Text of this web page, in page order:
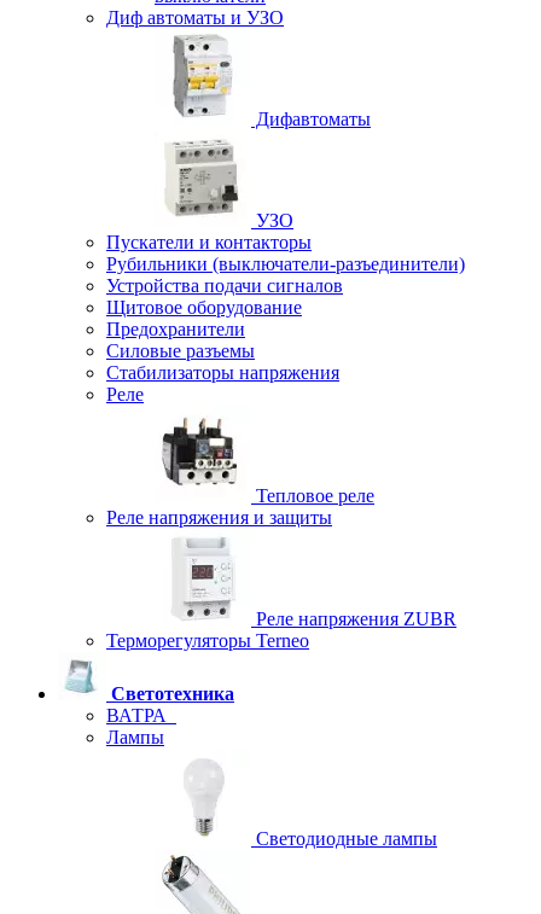
Диф автоматы и УЗО
Дифавтоматы
УЗО
Пускатели и контакторы
Рубильники (выключатели-разъединители)
Устройства подачи сигналов
Щитовое оборудование
Предохранители
Силовые разъемы
Стабилизаторы напряжения
Реле
Тепловое реле
Реле напряжения и защиты
Реле напряжения ZUBR
Терморегуляторы Terneo
Светотехника
ВАТРА
Лампы
Светодиодные лампы